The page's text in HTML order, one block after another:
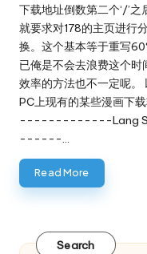
下载地址倒数第二个‘/’
就要求对178的主页进行
换。这个基本等于重写
已俺是不会去浪费这个
效率的方法也不一定呢
PC上现有的某些漫
-------------
------…
Read More
Search